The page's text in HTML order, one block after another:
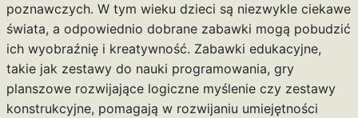
poznawczych. W tym wieku dzieci są niezwykle ciekawe
świata, a odpowiednio dobrane zabawki mogą pobudzić
ich wyobraźnię i kreatywność. Zabawki edukacyjne,
takie jak zestawy do nauki programowania, gry
planszowe rozwijające logiczne myślenie czy zestawy
konstrukcyjne, pomagają w rozwijaniu umiejętności